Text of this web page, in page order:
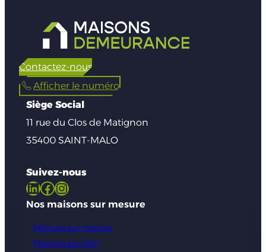
Contactez-nous
Afficher le numéro
Siège Social
11 rue du Clos de Matignon
35400 SAINT-MALO
Suivez-nous
LinkedIn Facebook Instagram
Nos maisons sur mesure
Maisons sur mesure
Maisons sur plan